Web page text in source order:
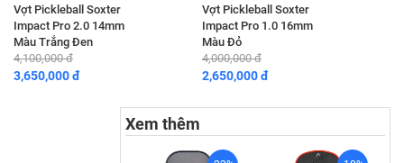
Vợt Pickleball Soxter
Impact Pro 2.0 14mm
Màu Trắng Đen
4,100,000 đ
3,650,000 đ
Vợt Pickleball Soxter
Impact Pro 1.0 16mm
Màu Đỏ
4,000,000 đ
2,650,000 đ
Xem thêm